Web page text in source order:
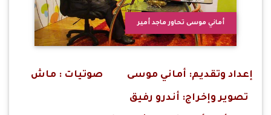
أماني موسى تحاور ماجد أمير
إعداد وتقديم: أماني موسى صوتيات : ماش
تصوير وإخراج: أندرو رفيق